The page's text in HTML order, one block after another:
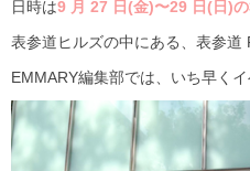
日時は9 月 27 日(金)〜29 日(日)
表参道ヒルズの中にある、表参道
EMMARY編集部では、いち早く